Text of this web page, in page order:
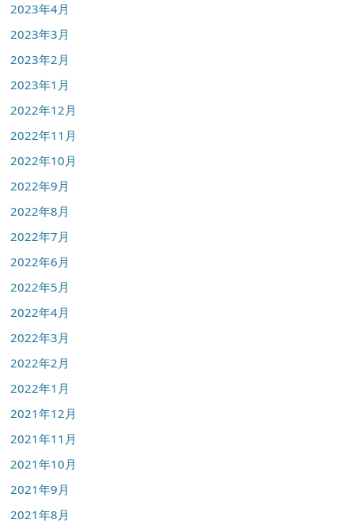
2023年4月
2023年3月
2023年2月
2023年1月
2022年12月
2022年11月
2022年10月
2022年9月
2022年8月
2022年7月
2022年6月
2022年5月
2022年4月
2022年3月
2022年2月
2022年1月
2021年12月
2021年11月
2021年10月
2021年9月
2021年8月